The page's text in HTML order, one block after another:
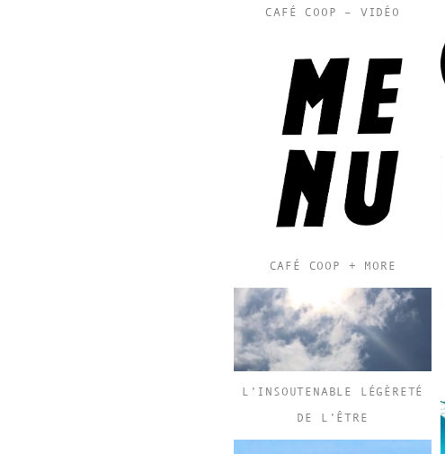
CAFÉ COOP – VIDÉO
CAFÉ COOP + MORE
L’INSOUTENABLE LÉGÈRETÉ
DE L’ÊTRE